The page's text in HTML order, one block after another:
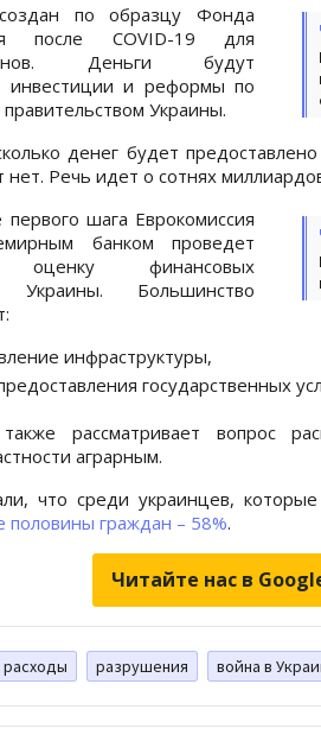
по образцу Фонда
после COVID-19 для
членов. Деньги будут
инвестиции и реформы по
правительством Украины.
денег будет
Речь идет о сотнях
первого шага Еврокомиссия
банком проведет
оценку финансовых
Украины. Большинство
инфраструктуры,
государственных
также рассматривает вопрос
аграрным.
что среди украинцев,
половины граждан – 58%.
Читайте нас в
расходы разрушения война в